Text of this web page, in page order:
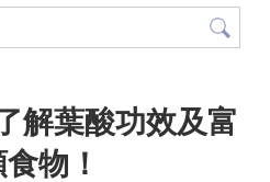
解葉酸功效及富
物！